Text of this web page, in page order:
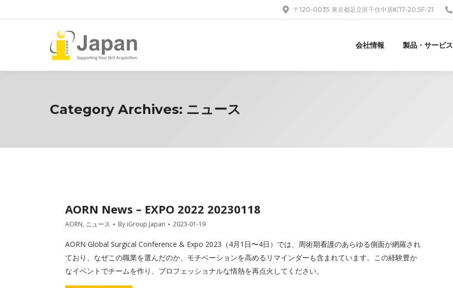
〒120-0035 東京都足立区千住中居町17-20 5F-21
会社情報 製品・サービス
Category Archives: ニュース
AORN News – EXPO 2022 20230118
AORN, ニュース By iGroup Japan 2023-01-19
AORN Global Surgical Conference & Expo 2023（4月1日〜4日）では、周術期看護のあらゆる側面が網羅され
ており、なぜこの職業を選んだのか、モチベーションを高めるリマインダーも含まれています。この経験豊か
なイベントでチームを作り、プロフェッショナルな情熱を再点火してください。